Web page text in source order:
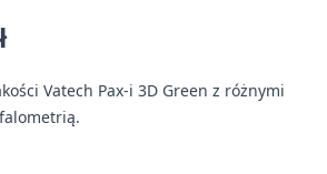
Vatech Pax-i 3D Green z różnymi